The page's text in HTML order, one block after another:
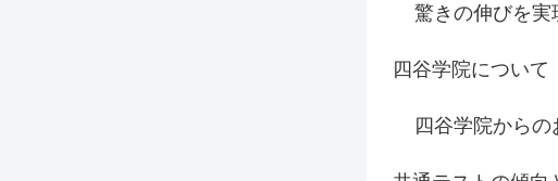
驚きの伸びを実
四谷学院について
四谷学院からの